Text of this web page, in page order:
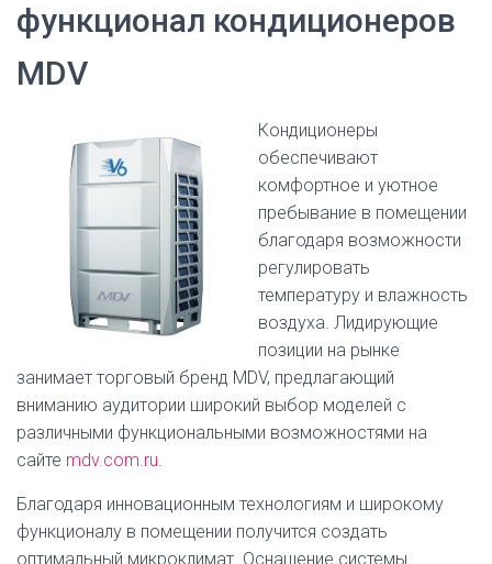
В
И
функционал кондиционеров
MDV
Кондиционеры
обеспечивают
комфортное и уютное
пребывание в помещении
благодаря возможности
регулировать
температуру и влажность
воздуха. Лидирующие
позиции на рынке
занимает торговый бренд MDV, предлагающий
вниманию аудитории широкий выбор моделей с
различными функциональными возможностями на
сайте mdv.com.ru.
Благодаря инновационным технологиям и широкому
функционалу в помещении получится создать
оптимальный микроклимат. Оснащение системы